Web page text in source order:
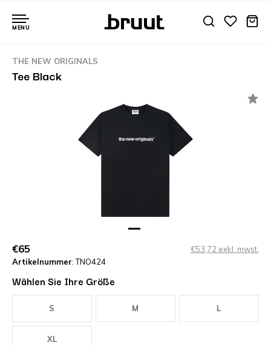
MENU
THE NEW ORIGINALS
Tee Black
€65
€53,72 exkl. mwst.
Artikelnummer: TNO424
Wählen Sie Ihre Größe
S M L
XL